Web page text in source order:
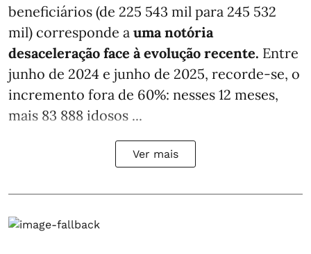
beneficiários (de 225 543 mil para 245 532
mil) corresponde a uma notória
desaceleração face à evolução recente. Entre
junho de 2024 e junho de 2025, recorde-se, o
incremento fora de 60%: nesses 12 meses,
mais 83 888 idosos ...
Ver mais